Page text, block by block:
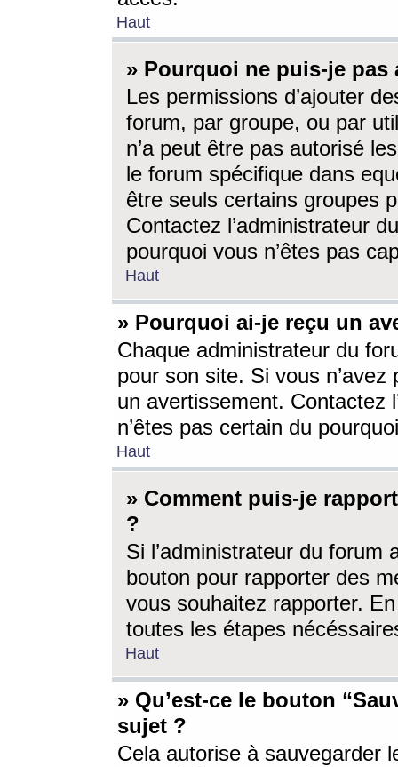
Haut
» Pourquoi ne puis-je
Les permissions d’ajouter
forum, par groupe, ou par
n’a peut être pas autorisé
le forum spécifique dans
être seuls certains groupes
Contactez l’administrateur
pourquoi vous n’êtes pas
Haut
» Pourquoi ai-je reçu un
Chaque administrateur du
pour son site. Si vous
un avertissement. Contactez
n’êtes pas certain du
Haut
» Comment puis-je
?
Si l’administrateur du forum
bouton pour rapporter des
vous souhaitez rapporter.
toutes les étapes
Haut
» Qu’est-ce le bouton
sujet ?
Cela autorise à sauvegarder